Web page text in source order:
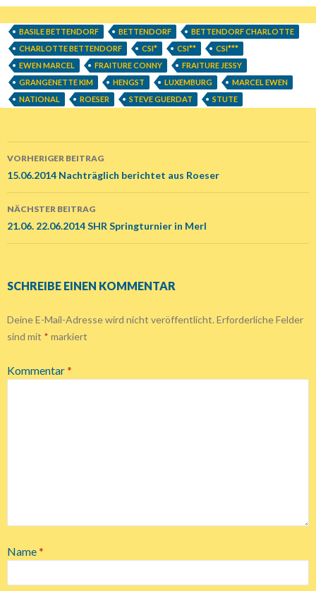
BASILE BETTENDORF BETTENDORF
BETTENDORF CHARLOTTE
CHARLOTTE BETTENDORF
CSI* CSI**
CSI***
EWEN MARCEL
FRAITURE CONNY
FRAITURE JESSY
GRANGENETTE KIM
HENGST LUXEMBURG
MARCEL EWEN
NATIONAL
ROESER STEVE GUERDAT STUTE
Beitrags-
Navigation
VORHERIGER BEITRAG
15.06.2014 Nachträglich berichtet aus Roeser
NÄCHSTER BEITRAG
21.06. 22.06.2014 SHR Springturnier in Merl
SCHREIBE EINEN KOMMENTAR
Deine E-Mail-Adresse wird nicht veröffentlicht. Erforderliche Felder
sind mit * markiert
Kommentar*
Name*